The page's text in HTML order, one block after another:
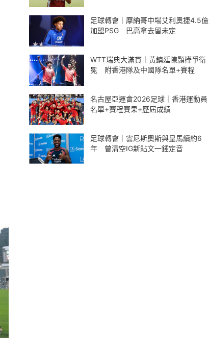
足球轉會｜摩納哥中場艾利奧捷4.5億
加盟PSG 巴高拿去留未定
WTT瑞典大滿貫｜黃鎮廷陳顥樺爭衛
冕 附香港隊及中國隊名單+賽程
名古屋亞運會2026足球｜香港運動員
名單+賽程賽果+歷屆成績
足球轉會｜雲尼斯奧斯與皇馬續約6
年 曾清空IG新貼文一錘定音